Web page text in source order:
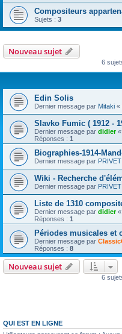
Compositeurs
Sujets : 3
Nouveau sujet
6
Edin Solis
Dernier message par Mitaki «
Slavko Fumic ( 1912 -
Dernier message par didier«
Réponses : 1
Biographies-1914-
Dernier message par
Wiki - Recherche
Dernier message par
Liste de 1310
Dernier message par didier«
Réponses : 1
Périodes musicales et
Dernier message par
Réponses : 8
Nouveau sujet
6
QUI EST EN LIGNE